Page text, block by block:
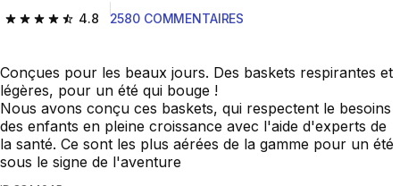
4.8
4.8 out of 5 stars from 2580 reviews
2580 COMMENTAIRES
Conçues pour les beaux jours. Des baskets respirantes et
légères, pour un été qui bouge !
Nous avons conçu ces baskets, qui respectent le besoins
des enfants en pleine croissance avec l'aide d'experts de
la santé. Ce sont les plus aérées de la gamme pour un été
sous le signe de l'aventure